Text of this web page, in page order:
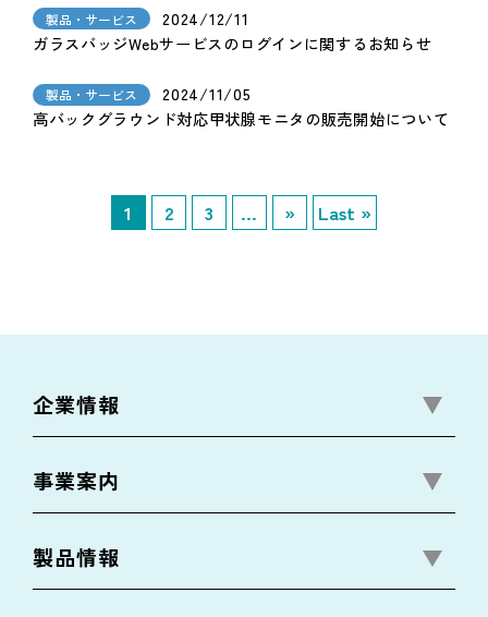
製品・サービス
2024/12/11
ガラスバッジWebサービスのログインに関するお知らせ
製品・サービス
2024/11/05
高バックグラウンド対応甲状腺モニタの販売開始について
1 2 3 ... » Last »
企業情報
事業案内
製品情報